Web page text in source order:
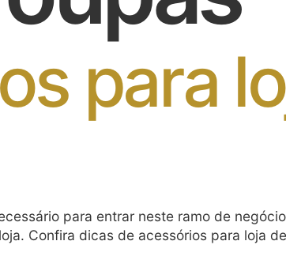
para
para entrar neste ramo de
Confira dicas de acessórios para loja